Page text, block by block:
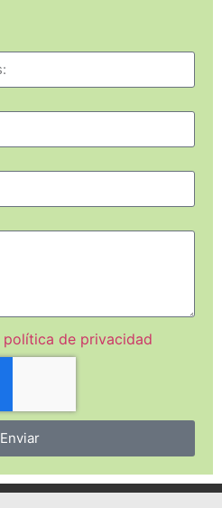
política de privacidad
Enviar